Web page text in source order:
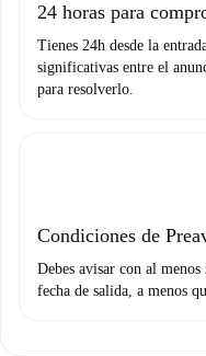
24 horas para
Tienes 24h desde la
significativas entre el
para resolverlo.
Condiciones de
Debes avisar con al
fecha de salida, a menos